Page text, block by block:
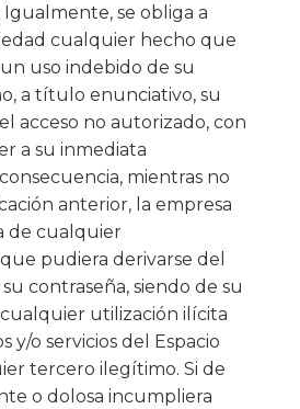
Igualmente, se obliga a
cualquier hecho que
uso indebido de su
a título enunciativo, su
acceso no autorizado, con
a su inmediata
mientras no
anterior, la empresa
de cualquier
pudiera derivarse del
contraseña, siendo de su
utilización ilícita
y/o servicios del Espacio
tercero ilegítimo. Si de
o dolosa incumpliera